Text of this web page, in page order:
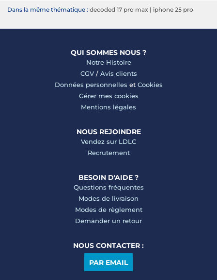
Dans la même thématique : decoded 17 pro max | iphone 25 pro
QUI SOMMES NOUS ?
Notre Histoire
CGV/ Avis clients
Données personnelles et Cookies
Gérer mes cookies
Mentions légales
NOUS REJOINDRE
Vendez sur LDLC
Recrutement
BESOIN D'AIDE ?
Questions fréquentes
Modes de livraison
Modes de règlement
Demander un retour
NOUS CONTACTER :
PAR EMAIL